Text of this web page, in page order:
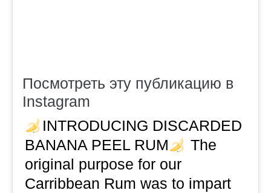
Посмотреть эту публикацию в
Instagram
INTRODUCING DISCARDED
BANANA PEEL RUM
The
original purpose for our
Carribbean Rum was to impart